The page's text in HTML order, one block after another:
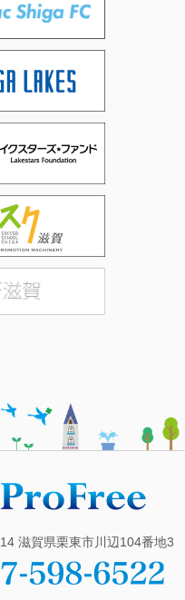
滋賀県栗東市川辺104番地3